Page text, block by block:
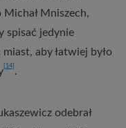
Mniszech,
spisać jedynie
aby łatwiej było
[14] .
odebrał